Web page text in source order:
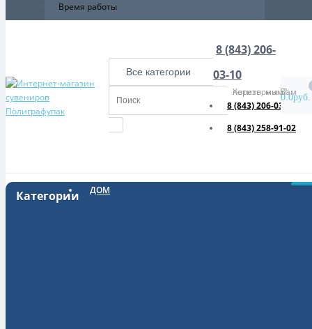
Время работы
Все категории
8 (843) 206-
03-10
Хотите, мы Вам перезвоним?
8 (843) 206-03-10
8 (843) 258-91-02
0.0руб.
Категории ДОМ